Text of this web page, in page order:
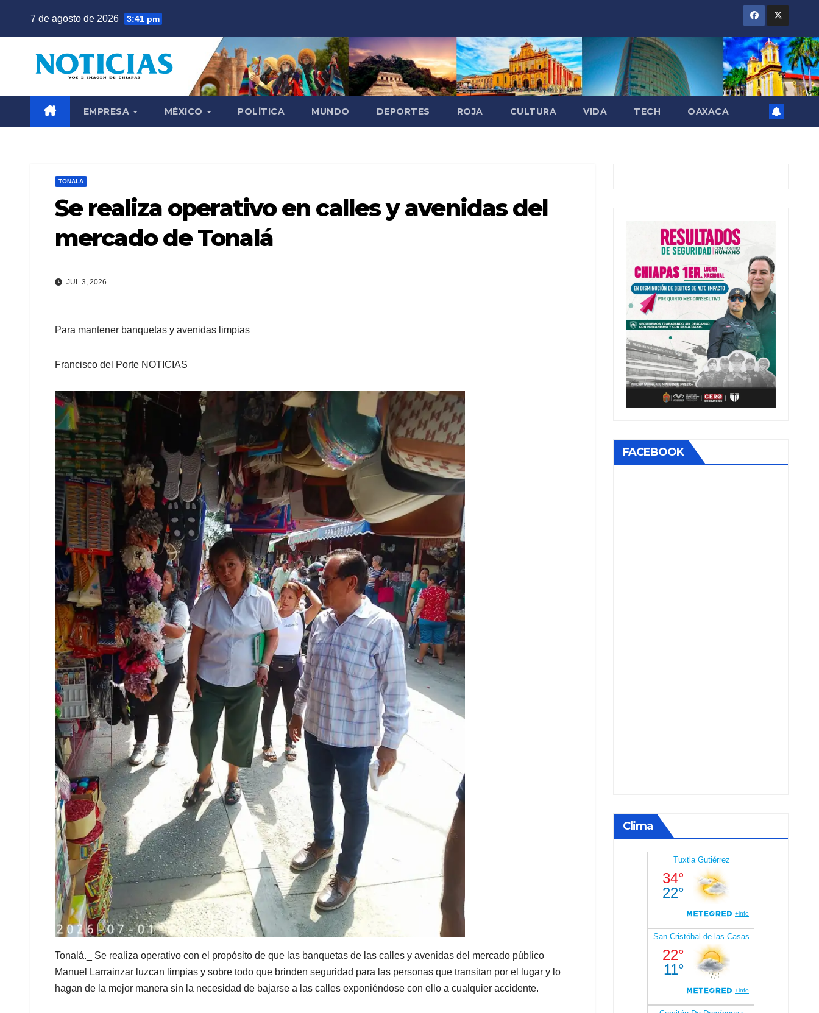
7 de agosto de 2026 3:41 pm
EMPRESA MÉXICO POLÍTICA MUNDO DEPORTES ROJA CULTURA VIDA TECH OAXACA
TONALA
Se realiza operativo en calles y avenidas del
mercado de Tonalá
JUL 3, 2026
Para mantener banquetas y avenidas limpias
Francisco del Porte NOTICIAS
Tonalá._ Se realiza operativo con el propósito de que las banquetas de las calles y avenidas del mercado público
Manuel Larrainzar luzcan limpias y sobre todo que brinden seguridad para las personas que transitan por el lugar y lo
hagan de la mejor manera sin la necesidad de bajarse a las calles exponiéndose con ello a cualquier accidente.
FACEBOOK
Clima